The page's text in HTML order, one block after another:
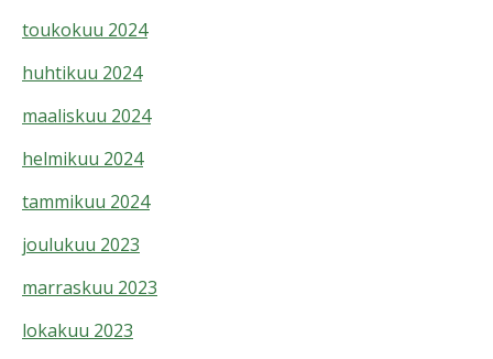
toukokuu 2024
huhtikuu 2024
maaliskuu 2024
helmikuu 2024
tammikuu 2024
joulukuu 2023
marraskuu 2023
lokakuu 2023